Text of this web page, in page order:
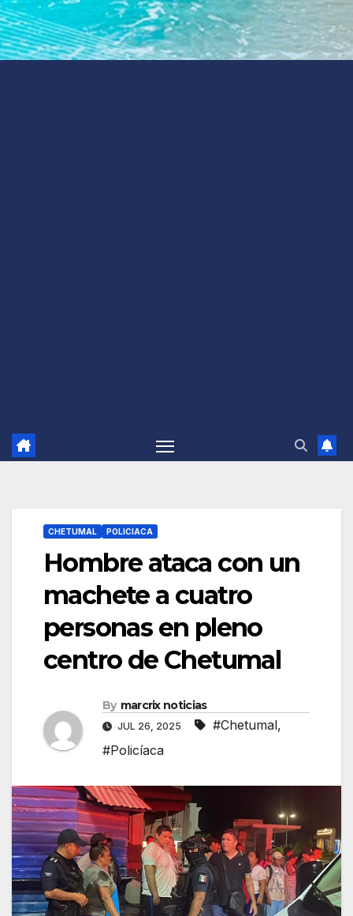
CHETUMAL POLICIACA
Hombre ataca con un
machete a cuatro
personas en pleno
centro de Chetumal
By marcrix noticias
JUL 26, 2025 #Chetumal,
#Policíaca